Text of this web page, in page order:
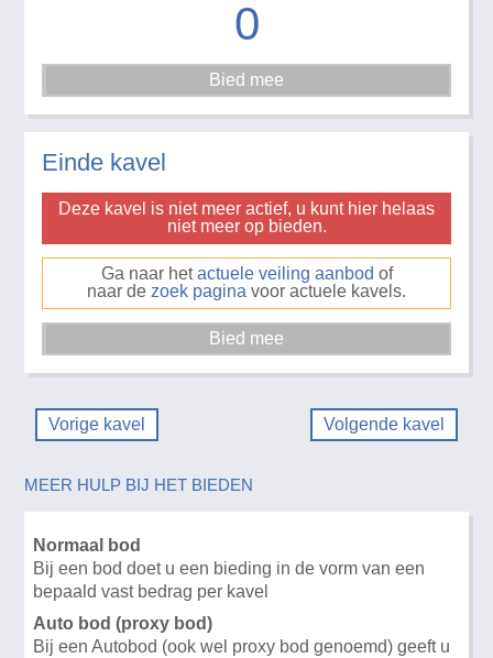
0
Einde kavel
Deze kavel is niet meer actief, u kunt hier helaas
niet meer op bieden.
Ga naar hetactuele veiling aanbod of
naar de zoek pagina voor actuele kavels.
Vorige kavel Volgende kavel
MEER HULP BIJ HET BIEDEN
Normaal bod
Bij een bod doet u een bieding in de vorm van een
bepaald vast bedrag per kavel
Auto bod (proxy bod)
Bij een Autobod (ook wel proxy bod genoemd) geeft u